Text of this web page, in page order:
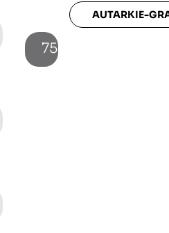
75
AUTARKIE-